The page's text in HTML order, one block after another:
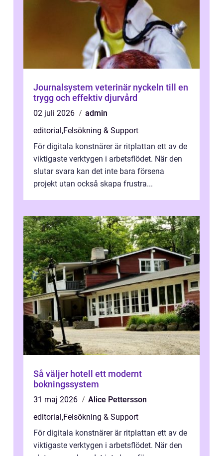
Journalsystem veterinär nyckeln till en
trygg och effektiv djurvård
02 juli 2026
admin
editorial ,Felsökning & Support
För digitala konstnärer är ritplattan ett av de
viktigaste verktygen i arbetsflödet. När den
slutar svara kan det inte bara försena
projekt utan också skapa frustra...
Så väljer hotell ett modernt
bokningssystem
31 maj 2026
Alice Pettersson
editorial ,Felsökning & Support
För digitala konstnärer är ritplattan ett av de
viktigaste verktygen i arbetsflödet. När den